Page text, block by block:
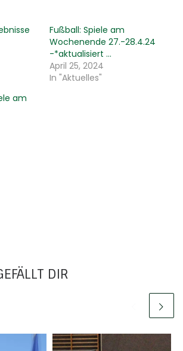
Fußball: Spiele am
Wochenende 27.-28.4.24
-*aktualisiert …
April 25, 2024
In "Aktuelles"
am
DIR